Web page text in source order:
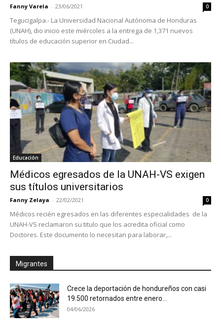
Fanny Varela - 23/06/2021 0
Tegucigalpa.- La Universidad Nacional Autónoma de Honduras
(UNAH), dio inicio este miércoles a la entrega de 1,371 nuevos
títulos de educación superior en Ciudad...
Educación
Médicos egresados de la UNAH-VS exigen
sus títulos universitarios
Fanny Zelaya - 22/02/2021 0
Médicos recién egresados en las diferentes especialidades de la
UNAH-VS reclamaron su titulo que los acredita oficial como
Doctores. Este documento lo necesitan para laborar,...
Migrantes
Crece la deportación de hondureños con casi
19.500 retornados entre enero...
04/06/2026